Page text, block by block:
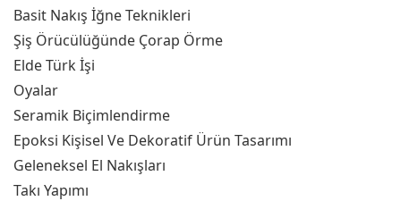
Basit Nakış İğne Teknikleri
Şiş Örücülüğünde Çorap Örme
Elde Türk İşi
Oyalar
Seramik Biçimlendirme
Epoksi Kişisel Ve Dekoratif Ürün Tasarımı
Geleneksel El Nakışları
Takı Yapımı